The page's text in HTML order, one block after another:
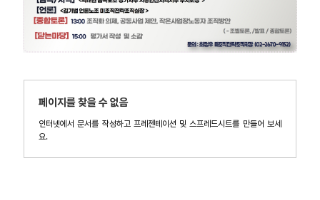
페이지를 찾을 수 없음
인터넷에서 문서를 작성하고 프레젠테이션 및 스프레드시트를 만들어 보세
요.